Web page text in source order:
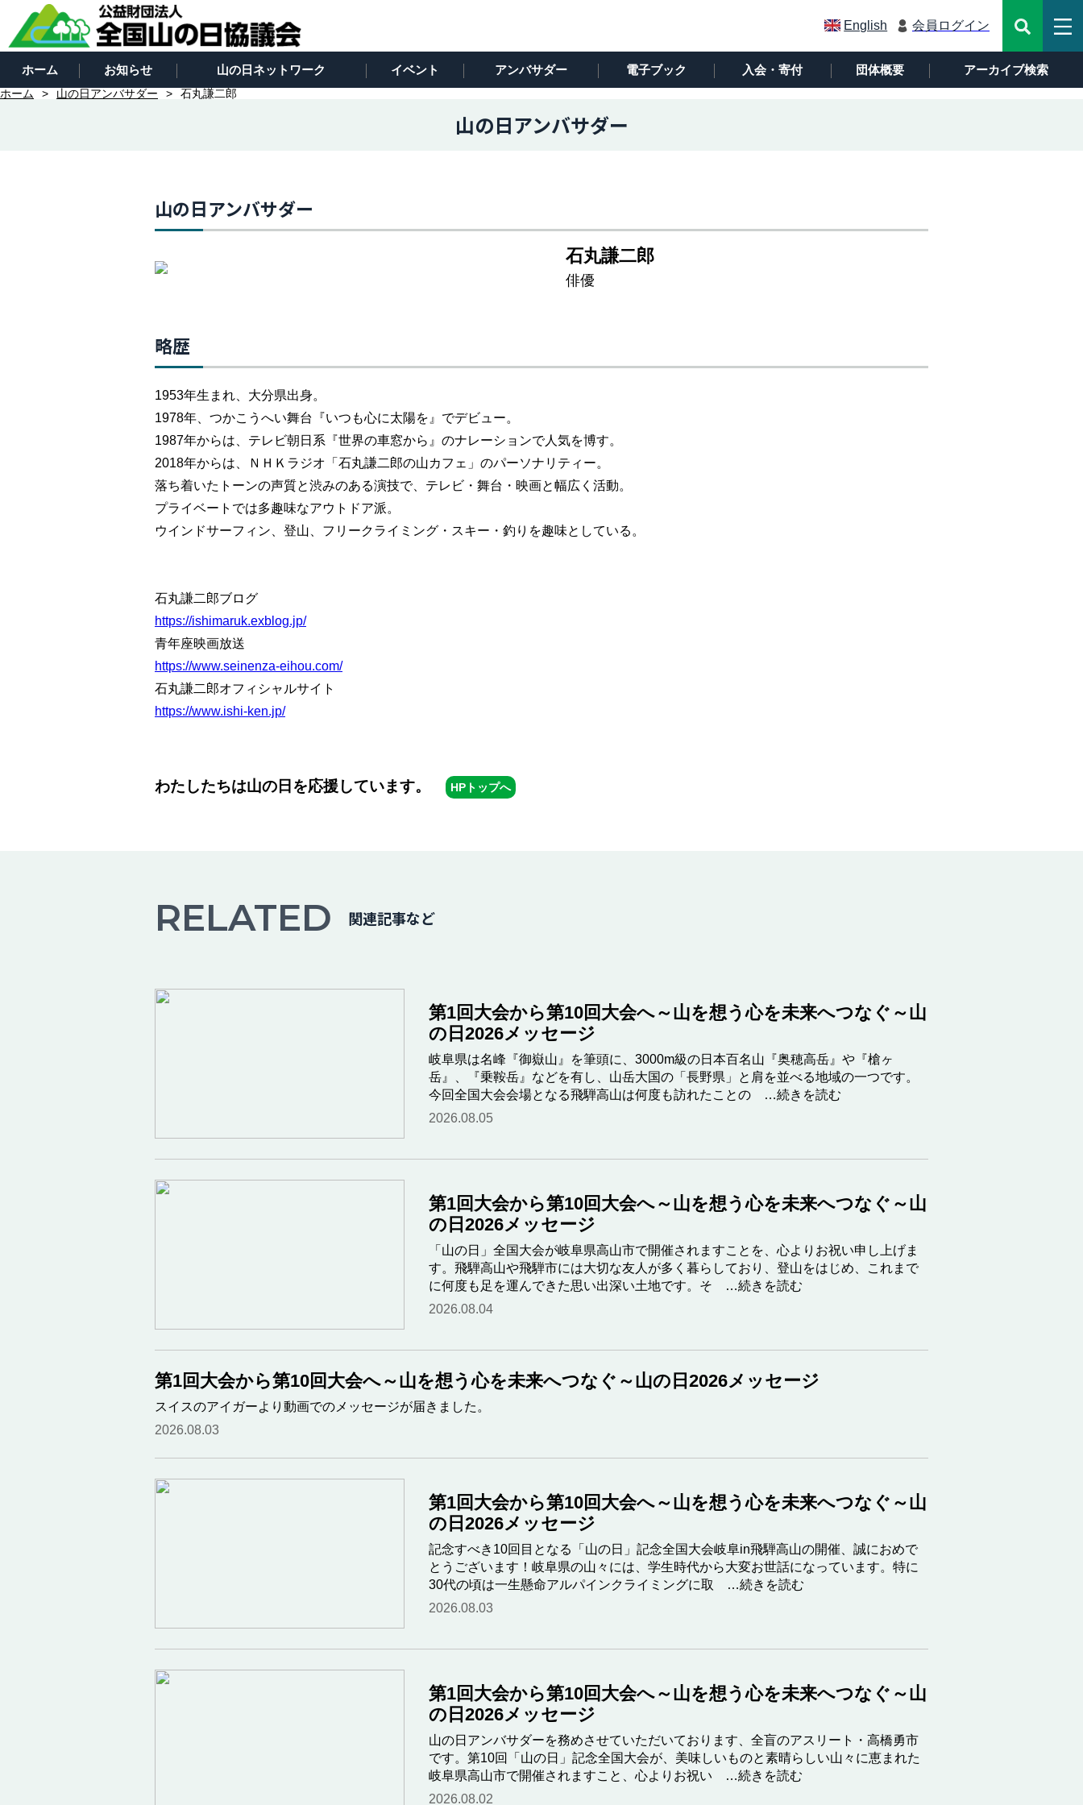
English 会員ログイン
ホーム お知らせ 山の日ネットワーク イベント アンバサダー 電子ブック 入会・寄付 団体概要 アーカイブ検索
ホーム 山の日アンバサダー 石丸謙二郎
山の日アンバサダー
山の日アンバサダー
石丸謙二郎
俳優
略歴
1953年生まれ、大分県出身。
1978年、つかこうへい舞台『いつも心に太陽を』でデビュー。
1987年からは、テレビ朝日系『世界の車窓から』のナレーションで人気を博す。
2018年からは、ＮＨＫラジオ「石丸謙二郎の山カフェ」のパーソナリティー。
落ち着いたトーンの声質と渋みのある演技で、テレビ・舞台・映画と幅広く活動。
プライベートでは多趣味なアウトドア派。
ウインドサーフィン、登山、フリークライミング・スキー・釣りを趣味としている。
石丸謙二郎ブログ
https://ishimaruk.exblog.jp/
青年座映画放送
https://www.seinenza-eihou.com/
石丸謙二郎オフィシャルサイト
https://www.ishi-ken.jp/
わたしたちは山の日を応援しています。 HPトップへ
RELATED 関連記事など
第1回大会から第10回大会へ～山を想う心を未来へつなぐ～山
の日2026メッセージ
岐阜県は名峰『御嶽山』を筆頭に、3000m級の日本百名山『奥穂高岳』や『槍ヶ
岳』、『乗鞍岳』などを有し、山岳大国の「長野県」と肩を並べる地域の一つです。
今回全国大会会場となる飛騨高山は何度も訪れたことの …続きを読む
2026.08.05
第1回大会から第10回大会へ～山を想う心を未来へつなぐ～山
の日2026メッセージ
「山の日」全国大会が岐阜県高山市で開催されますことを、心よりお祝い申し上げま
す。飛騨高山や飛騨市には大切な友人が多く暮らしており、登山をはじめ、これまで
に何度も足を運んできた思い出深い土地です。そ …続きを読む
2026.08.04
第1回大会から第10回大会へ～山を想う心を未来へつなぐ～山の日2026メッセージ
スイスのアイガーより動画でのメッセージが届きました。
2026.08.03
第1回大会から第10回大会へ～山を想う心を未来へつなぐ～山
の日2026メッセージ
記念すべき10回目となる「山の日」記念全国大会岐阜in飛騨高山の開催、誠におめで
とうございます！岐阜県の山々には、学生時代から大変お世話になっています。特に
30代の頃は一生懸命アルパインクライミングに取
…続きを読む
2026.08.03
第1回大会から第10回大会へ～山を想う心を未来へつなぐ～山
の日2026メッセージ
山の日アンバサダーを務めさせていただいております、全盲のアスリート・高橋勇市
です。第10回「山の日」記念全国大会が、美味しいものと素晴らしい山々に恵まれた
岐阜県高山市で開催されますこと、心よりお祝い …続きを読む
2026.08.02